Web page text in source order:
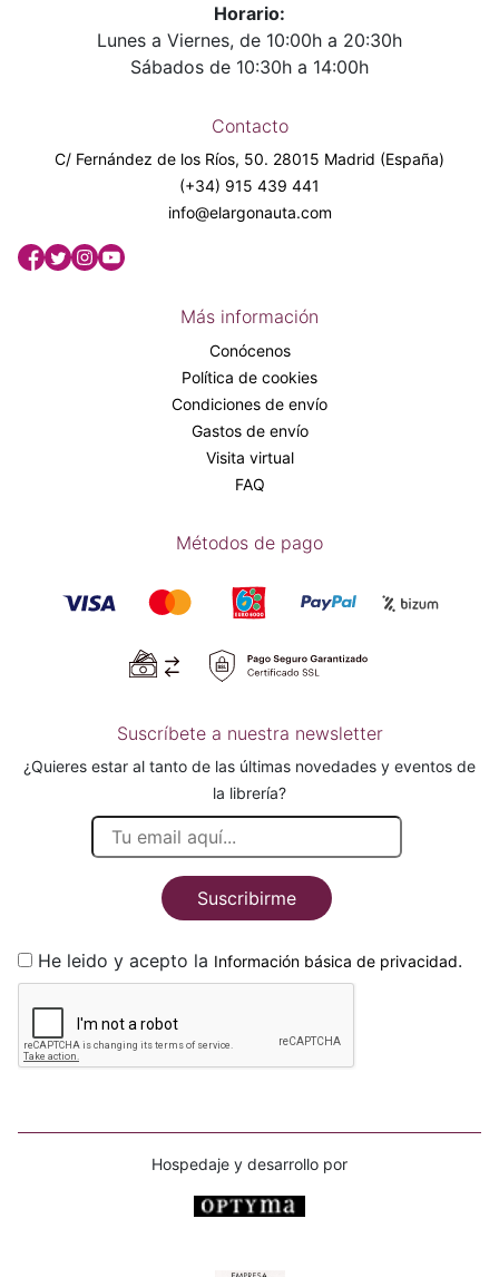
Horario:
Lunes a Viernes, de 10:00h a 20:30h
Sábados de 10:30h a 14:00h
Contacto
C/ Fernández de los Ríos, 50. 28015 Madrid (España)
(+34) 915 439 441
info@elargonauta.com
Más información
Conócenos
Política de cookies
Condiciones de envío
Gastos de envío
Visita virtual
FAQ
Métodos de pago
Suscríbete a nuestra newsletter
¿Quieres estar al tanto de las últimas novedades y eventos de
la librería?
Suscribirme
He leido y acepto la Información básica de privacidad.
Hospedaje y desarrollo por